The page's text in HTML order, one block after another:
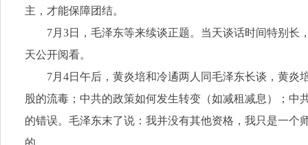
主，才能保障团结。
7月3日，毛泽东等来续谈正题。当天谈话时间特别
天公开阅看。
7月4日午后，黄炎培和冷遹两人同毛泽东长谈，黄
股的流毒；中共的政策如何发生转变（如减租减息）；
的错误。毛泽东末了说：我并没有其他资格，我只是一